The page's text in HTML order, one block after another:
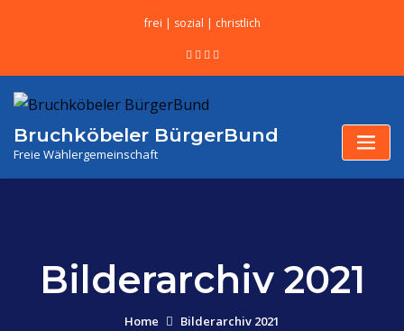
frei | sozial | christlich
Bruchköbeler BürgerBund
Freie Wählergemeinschaft
Bilderarchiv 2021
Home Bilderarchiv 2021